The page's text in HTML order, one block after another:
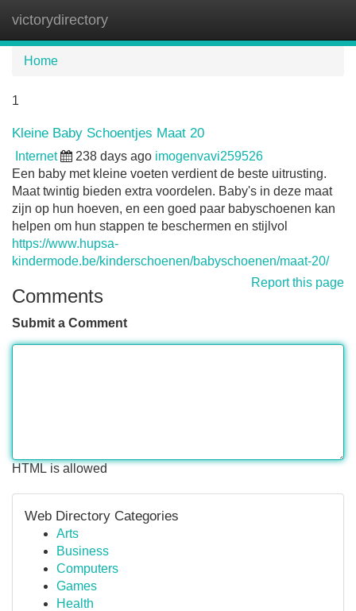
victorydirectory
Home
1
Kleine Baby Schoentjes Maat 20
Internet 238 days ago imogenvavi259526
Een baby met kleine voeten verdient de beste uitrusting.
Maat twintig bieden extra voordelen. Baby's in deze maat
zijn op hun hoeven, en een goed paar babyschoenen kan
helpen om hun stappen te beschermen en stijlvol
https://www.hupsa-
kindermode.be/kinderschoenen/babyschoenen/maat-20/
Report this page
Comments
Submit a Comment
HTML is allowed
Web Directory Categories
Arts
Business
Computers
Games
Health